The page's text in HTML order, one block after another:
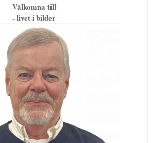
Välkomna till
- livet i bilder